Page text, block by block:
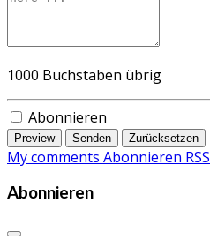
1000 Buchstaben übrig
Abonnieren
Preview Senden Zurücksetzen
My comments Abonnieren RSS
Abonnieren